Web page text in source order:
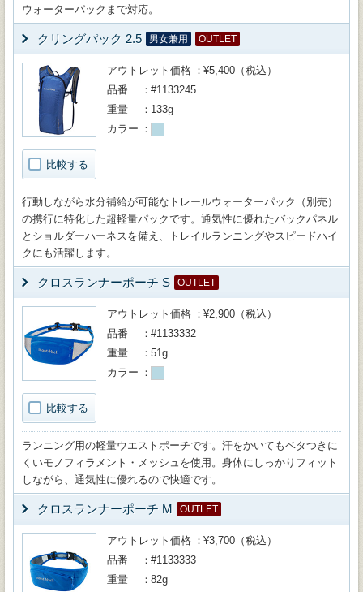
ウォーターパックまで対応。
クリングパック 2.5 男女兼用 OUTLET
比較する
アウトレット価格
¥5,400（税込）
品番
#1133245
重量
133g
カラー
行動しながら水分補給が可能なトレールウォーターパック（別売）
の携行に特化した超軽量パックです。通気性に優れたバックパネル
とショルダーハーネスを備え、トレイルランニングやスピードハイ
クにも活躍します。
クロスランナーポーチ S OUTLET
比較する
アウトレット価格
¥2,900（税込）
品番
#1133332
重量
51g
カラー
ランニング用の軽量ウエストポーチです。汗をかいてもベタつきに
くいモノフィラメント・メッシュを使用。身体にしっかりフィット
しながら、通気性に優れるので快適です。
クロスランナーポーチ M OUTLET
アウトレット価格
¥3,700（税込）
品番
#1133333
重量
82g